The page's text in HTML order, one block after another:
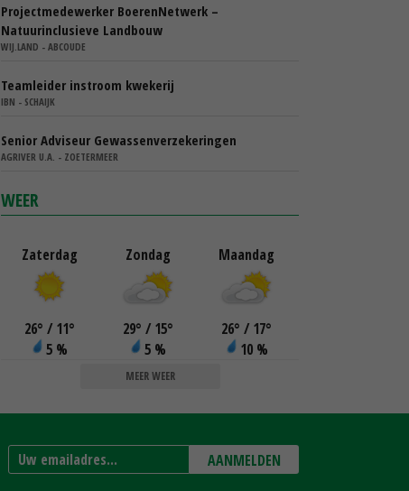
Projectmedewerker BoerenNetwerk –
Natuurinclusieve Landbouw
WIJ.LAND - ABCOUDE
Teamleider instroom kwekerij
IBN - SCHAIJK
Senior Adviseur Gewassenverzekeringen
AGRIVER U.A. - ZOETERMEER
WEER
Zaterdag
26° / 11°
5 %
Zondag
29° / 15°
5 %
Maandag
26° / 17°
10 %
MEER WEER
AANMELDEN